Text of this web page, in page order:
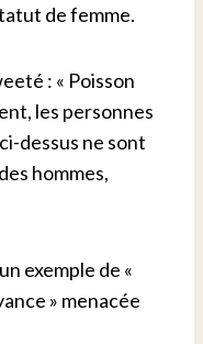
de femme.
: « Poisson
les personnes
dessus ne sont
hommes,
exemple de «
» menacée